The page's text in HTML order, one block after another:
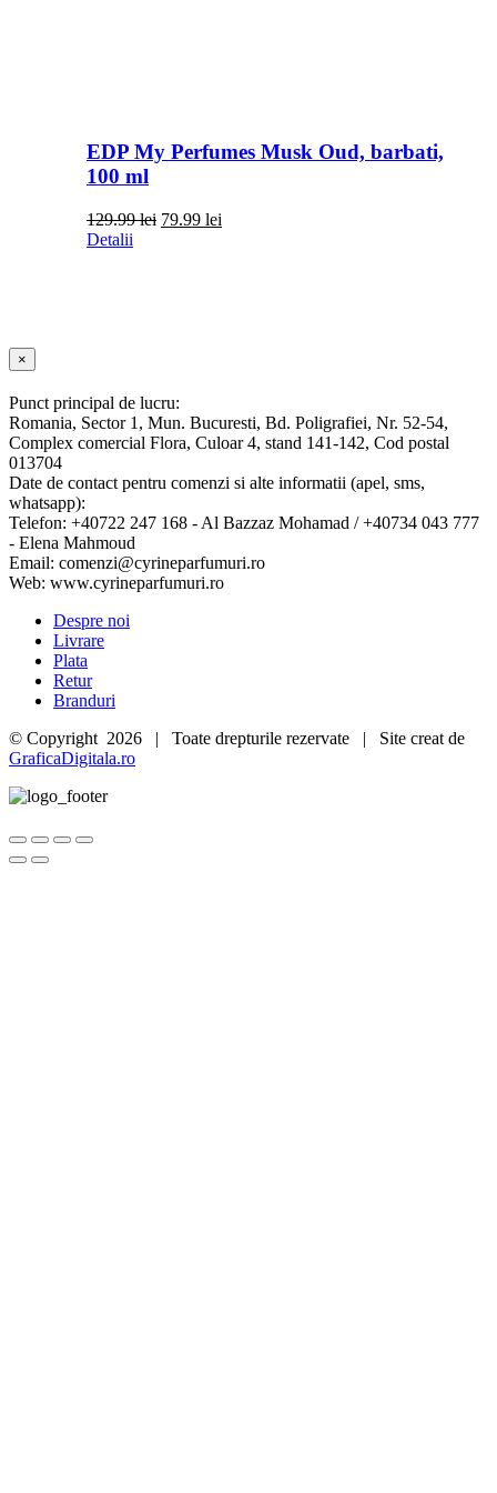
EDP My Perfumes Musk Oud, barbati,
100 ml
129.99lei Prețul
79.99 leiPrețul
Detalii
Close
product
view
×
Punct principal de lucru:
Romania, Sector 1, Mun. Bucuresti, Bd. Poligrafiei, Nr. 52-54,
Complex comercial Flora, Culoar 4, stand 141-142, Cod postal
013704
Date de contact pentru comenzi si alte informatii (apel, sms,
whatsapp):
Telefon: +40722 247 168 - Al Bazzaz Mohamad / +40734 043 777
- Elena Mahmoud
Email: comenzi@cyrineparfumuri.ro
Web: www.cyrineparfumuri.ro
Despre noi
Livrare
Plata
Retur
Branduri
© Copyright 2026 | Toate drepturile rezervate | Site creat de
GraficaDigitala.ro